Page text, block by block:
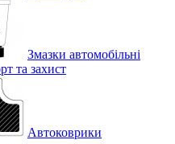
Змазки автомобільні
та захист
Автоковрики